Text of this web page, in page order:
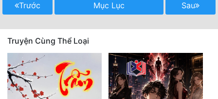
Trước Mục Lục Sau
Truyện Cùng Thể Loại